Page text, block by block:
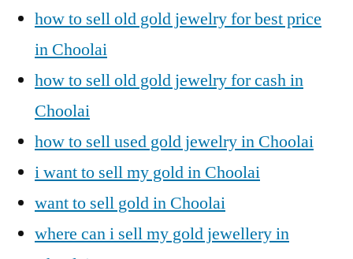
how to sell old gold jewelry for best price
in Choolai
how to sell old gold jewelry for cash in
Choolai
how to sell used gold jewelry in Choolai
i want to sell my gold in Choolai
want to sell gold in Choolai
where can i sell my gold jewellery in